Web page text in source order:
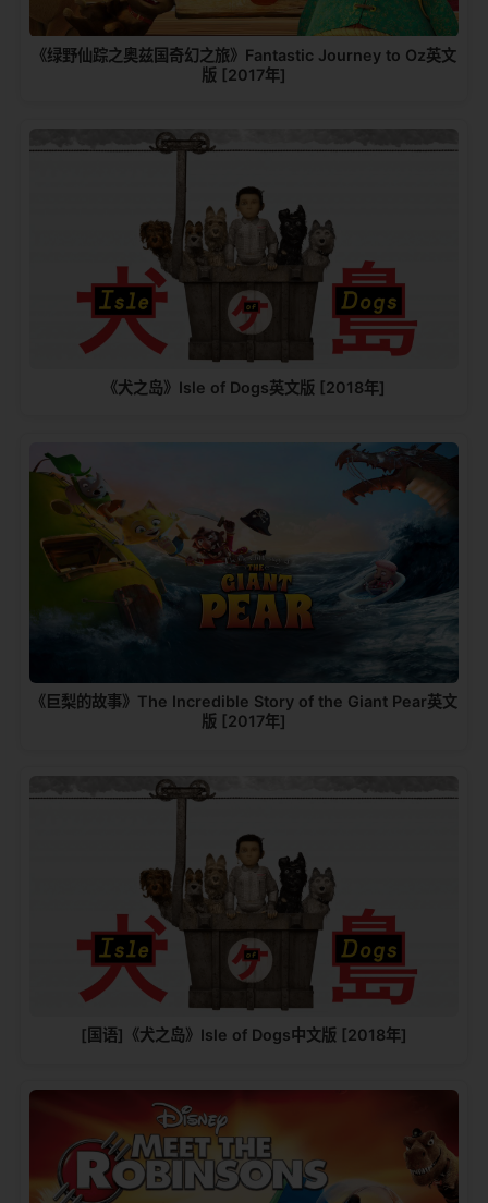
《绿野仙踪之奥兹国奇幻之旅》Fantastic Journey to Oz英文
版 [2017年]
《犬之岛》Isle of Dogs英文版 [2018年]
《巨梨的故事》The Incredible Story of the Giant Pear英文
版 [2017年]
[国语]《犬之岛》Isle of Dogs中文版 [2018年]